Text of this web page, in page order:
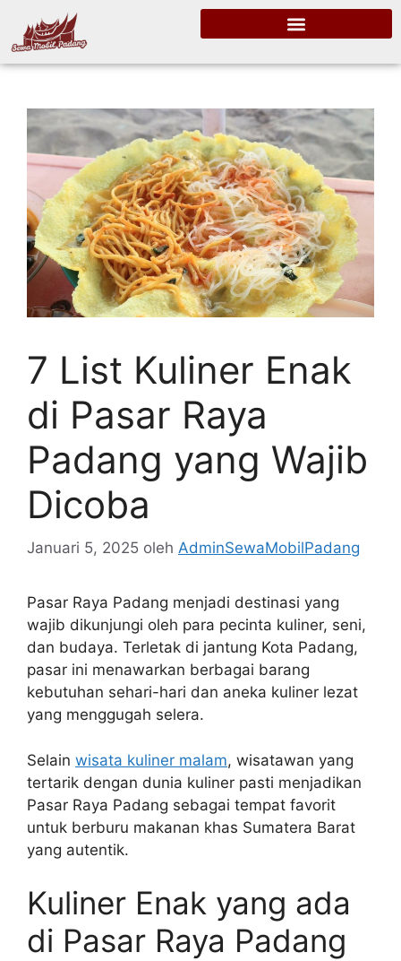
7 List Kuliner Enak
di Pasar Raya
Padang yang Wajib
Dicoba
Januari 5, 2025 oleh AdminSewaMobilPadang
Pasar Raya Padang menjadi destinasi yang
wajib dikunjungi oleh para pecinta kuliner, seni,
dan budaya. Terletak di jantung Kota Padang,
pasar ini menawarkan berbagai barang
kebutuhan sehari-hari dan aneka kuliner lezat
yang menggugah selera.
Selain wisata kuliner malam, wisatawan yang
tertarik dengan dunia kuliner pasti menjadikan
Pasar Raya Padang sebagai tempat favorit
untuk berburu makanan khas Sumatera Barat
yang autentik.
Kuliner Enak yang ada
di Pasar Raya Padang